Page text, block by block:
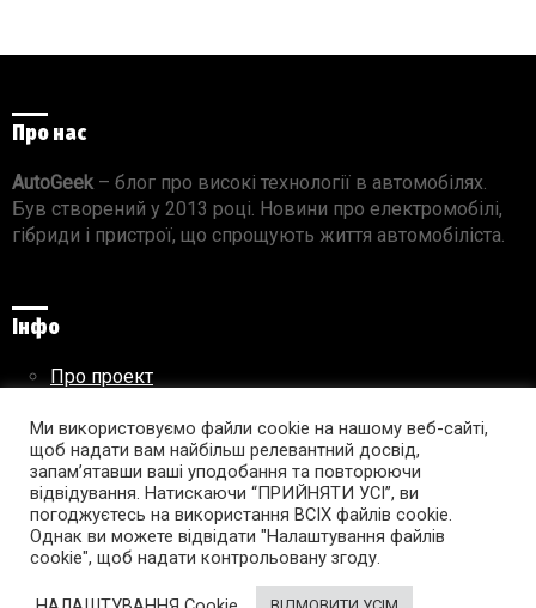
Про нас
AutoGeek– блог про високі технології в автомобілях.
Був створений у 2013 році. Новини про електромобілі,
гібриди і пристрої, що спрощують життя автомобіліста.
Інфо
Про проект
Правила використання матеріалів
Підпишись на AutoGeek!
facebooktwitter instagramyoutube tumblr linkedin
Ми використовуємо файли cookie на нашому веб-сайті,
щоб надати вам найбільш релевантний досвід,
запам’ятавши ваші уподобання та повторюючи
відвідування. Натискаючи “ПРИЙНЯТИ УСІ”, ви
погоджуєтесь на використання ВСІХ файлів cookie.
Однак ви можете відвідати "Налаштування файлів
cookie", щоб надати контрольовану згоду.